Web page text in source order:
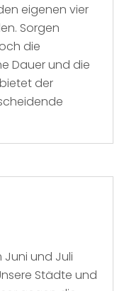
eigenen vier
Sorgen
die
Dauer und die
der
Juni und Juli
Städte und